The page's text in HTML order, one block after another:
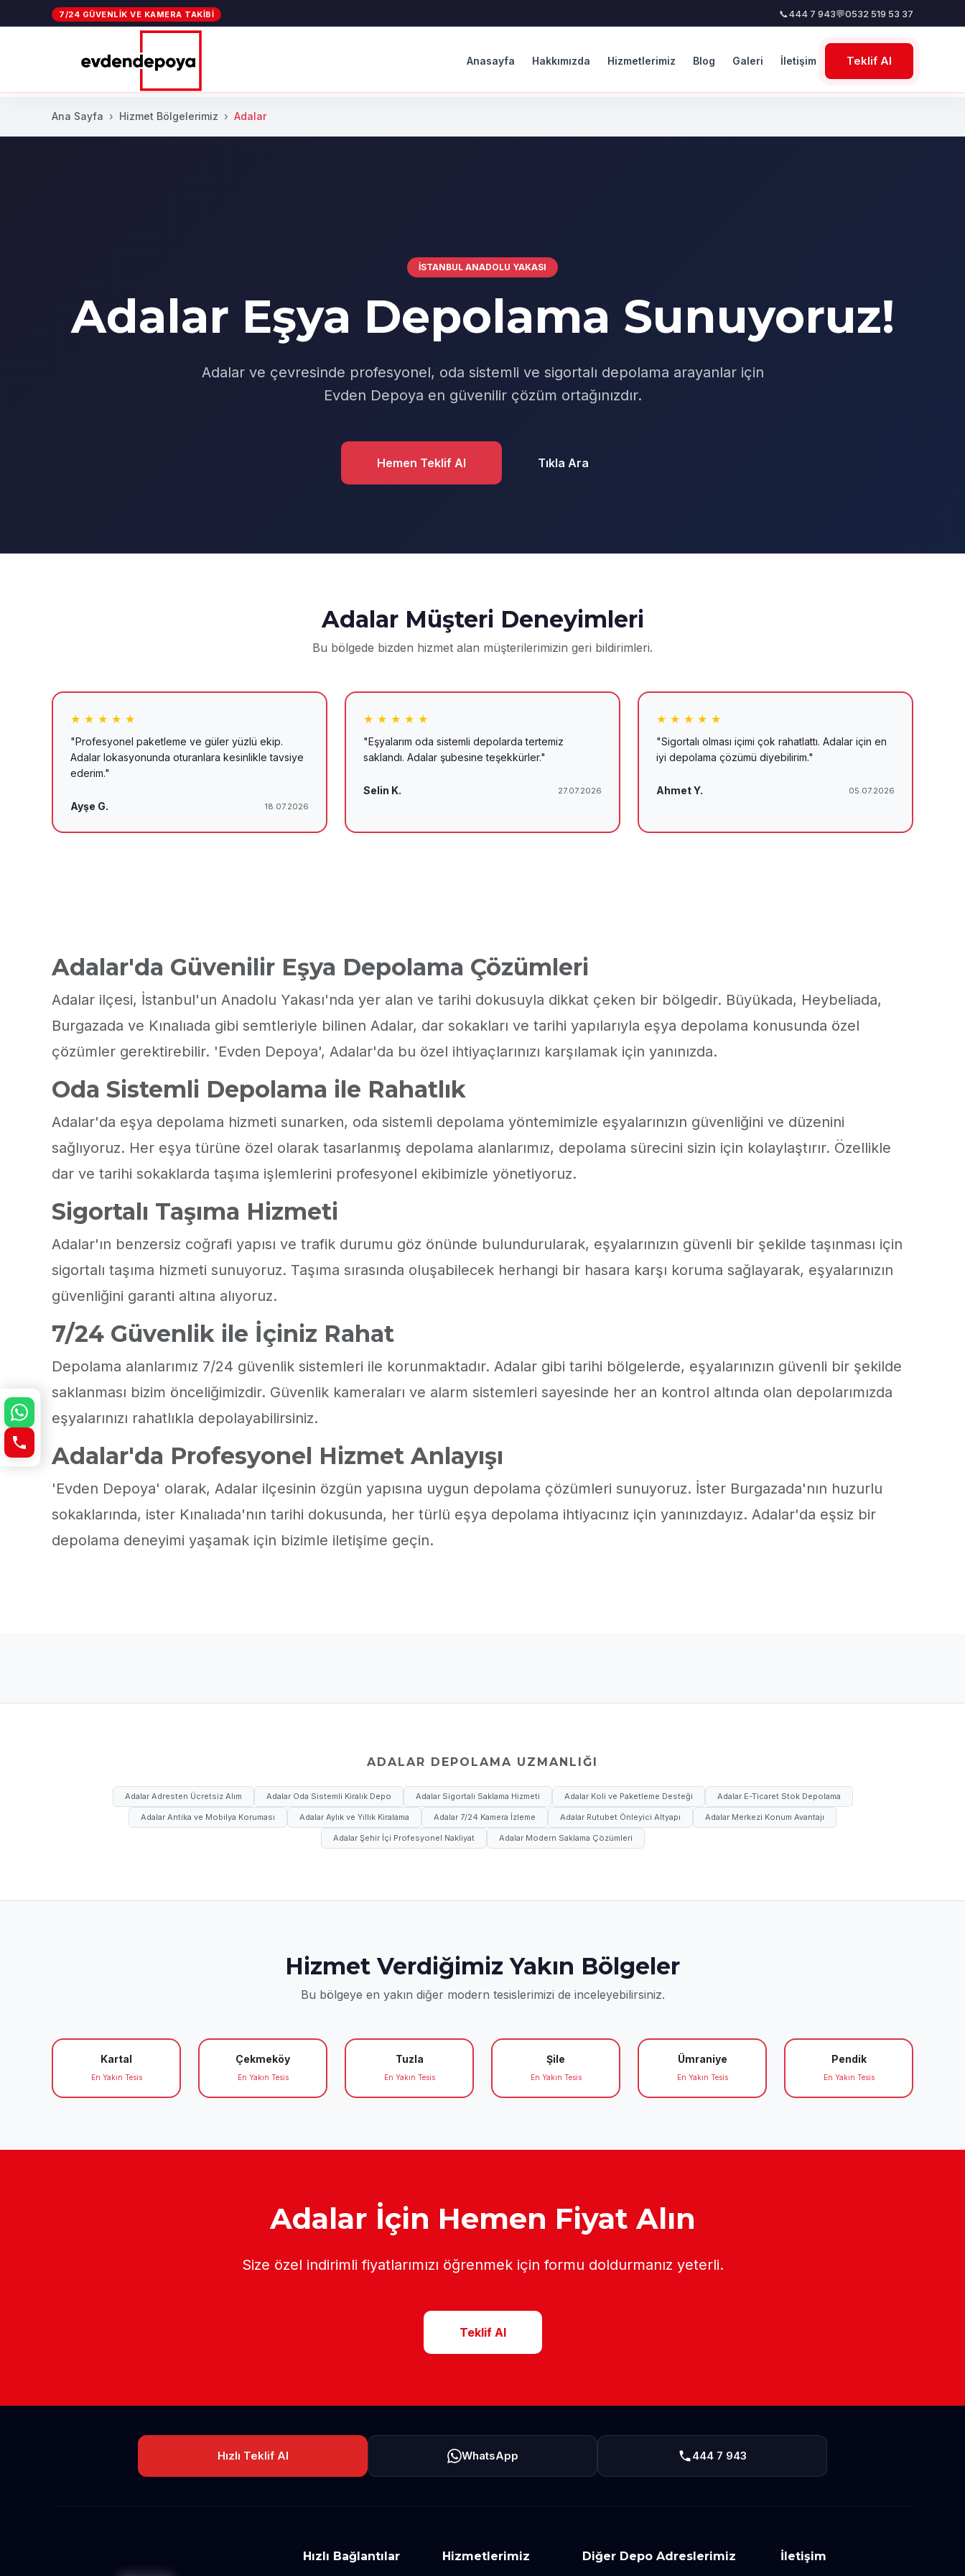
7/24 GÜVENLIK VE KAMERA TAKIBI 📞444 7 943💬0532 519 53 37
Anasayfa Hakkımızda Hizmetlerimiz Blog Galeri İletişim Teklif Al
Ana Sayfa Hizmet Bölgelerimiz Adalar
İSTANBUL ANADOLU YAKASI
Adalar Eşya Depolama Sunuyoruz!
Adalar ve çevresinde profesyonel, oda sistemli ve sigortalı depolama arayanlar için
Evden Depoya en güvenilir çözüm ortağınızdır.
Hemen Teklif Al Tıkla Ara
Adalar Müşteri Deneyimleri
Bu bölgede bizden hizmet alan müşterilerimizin geri bildirimleri.
★ ★ ★ ★ ★
"Profesyonel paketleme ve güler yüzlü ekip.
Adalar lokasyonunda oturanlara kesinlikle tavsiye
ederim."
Ayşe G. 18.07.2026
★ ★ ★ ★ ★
"Eşyalarım oda sistemli depolarda tertemiz
saklandı. Adalar şubesine teşekkürler."
Selin K. 27.07.2026
★ ★ ★ ★ ★
"Sigortalı olması içimi çok rahatlattı. Adalar için en
iyi depolama çözümü diyebilirim."
Ahmet Y. 05.07.2026
Adalar'da Güvenilir Eşya Depolama Çözümleri
Adalar ilçesi, İstanbul'un Anadolu Yakası'nda yer alan ve tarihi dokusuyla dikkat çeken bir bölgedir. Büyükada, Heybeliada,
Burgazada ve Kınalıada gibi semtleriyle bilinen Adalar, dar sokakları ve tarihi yapılarıyla eşya depolama konusunda özel
çözümler gerektirebilir. 'Evden Depoya', Adalar'da bu özel ihtiyaçlarınızı karşılamak için yanınızda.
Oda Sistemli Depolama ile Rahatlık
Adalar'da eşya depolama hizmeti sunarken, oda sistemli depolama yöntemimizle eşyalarınızın güvenliğini ve düzenini
sağlıyoruz. Her eşya türüne özel olarak tasarlanmış depolama alanlarımız, depolama sürecini sizin için kolaylaştırır. Özellikle
dar ve tarihi sokaklarda taşıma işlemlerini profesyonel ekibimizle yönetiyoruz.
Sigortalı Taşıma Hizmeti
Adalar'ın benzersiz coğrafi yapısı ve trafik durumu göz önünde bulundurularak, eşyalarınızın güvenli bir şekilde taşınması için
sigortalı taşıma hizmeti sunuyoruz. Taşıma sırasında oluşabilecek herhangi bir hasara karşı koruma sağlayarak, eşyalarınızın
güvenliğini garanti altına alıyoruz.
7/24 Güvenlik ile İçiniz Rahat
Depolama alanlarımız 7/24 güvenlik sistemleri ile korunmaktadır. Adalar gibi tarihi bölgelerde, eşyalarınızın güvenli bir şekilde
saklanması bizim önceliğimizdir. Güvenlik kameraları ve alarm sistemleri sayesinde her an kontrol altında olan depolarımızda
eşyalarınızı rahatlıkla depolayabilirsiniz.
Adalar'da Profesyonel Hizmet Anlayışı
'Evden Depoya' olarak, Adalar ilçesinin özgün yapısına uygun depolama çözümleri sunuyoruz. İster Burgazada'nın huzurlu
sokaklarında, ister Kınalıada'nın tarihi dokusunda, her türlü eşya depolama ihtiyacınız için yanınızdayız. Adalar'da eşsiz bir
depolama deneyimi yaşamak için bizimle iletişime geçin.
ADALAR DEPOLAMA UZMANLIĞI
Adalar Adresten Ücretsiz Alım Adalar Oda Sistemli Kiralık Depo Adalar Sigortalı Saklama Hizmeti Adalar Koli ve Paketleme Desteği Adalar E-Ticaret Stok Depolama
Adalar Antika ve Mobilya Koruması Adalar Aylık ve Yıllık Kiralama Adalar 7/24 Kamera İzleme Adalar Rutubet Önleyici Altyapı Adalar Merkezi Konum Avantajı
Adalar Şehir İçi Profesyonel Nakliyat Adalar Modern Saklama Çözümleri
Hizmet Verdiğimiz Yakın Bölgeler
Bu bölgeye en yakın diğer modern tesislerimizi de inceleyebilirsiniz.
Kartal
En Yakın Tesis
Çekmeköy
En Yakın Tesis
Tuzla
En Yakın Tesis
Şile
En Yakın Tesis
Ümraniye
En Yakın Tesis
Pendik
En Yakın Tesis
Adalar İçin Hemen Fiyat Alın
Size özel indirimli fiyatlarımızı öğrenmek için formu doldurmanız yeterli.
Teklif Al
Hızlı Teklif Al WhatsApp 444 7 943
Hızlı Bağlantılar Hizmetlerimiz Diğer Depo Adreslerimiz İletişim